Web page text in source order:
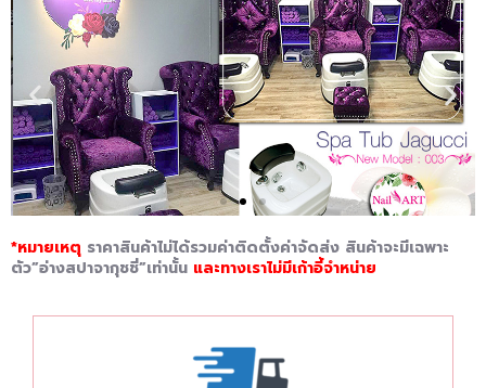
*หมายเหตุ ราคาสินค้าไม่ได้รวมค่าติดตั้งค่าจัดส่ง สินค้าจะมีเฉพาะ
ตัว”อ่างสปาจากุชชี่”เท่านั้น และทางเราไม่มีเก้าอี้จำหน่าย